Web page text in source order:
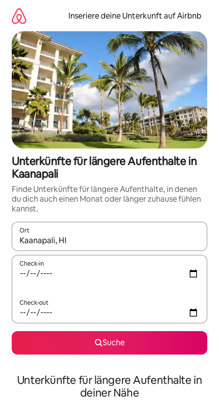
Inhalten
springen
Inseriere deine Unterkunft auf Airbnb
Unterkünfte für längere Aufenthalte in
Kaanapali
Finde Unterkünfte für längere Aufenthalte, in denen
du dich auch einen Monat oder länger zuhause fühlen
kannst.
Ort
Wenn Ergebnisse verfügbar sind, navigiere mit den
Check-in
Check-out
Suche
Unterkünfte für längere Aufenthalte in
deiner Nähe